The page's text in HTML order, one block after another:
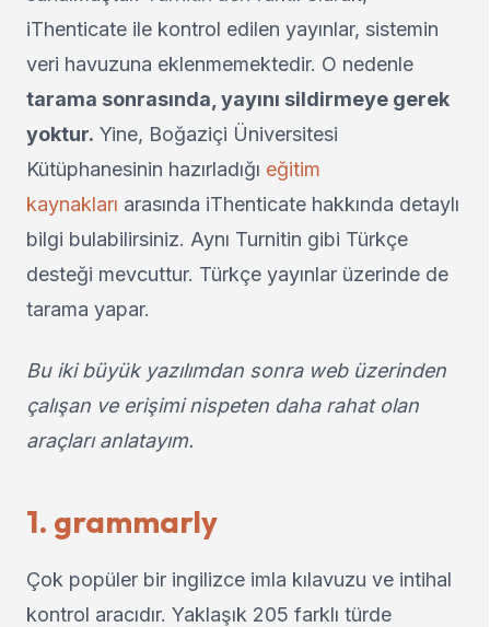
iThenticate ile kontrol edilen yayınlar, sistemin
veri havuzuna eklenmemektedir. O nedenle
tarama sonrasında, yayını sildirmeye gerek
yoktur. Yine, Boğaziçi Üniversitesi
Kütüphanesinin hazırladığı eğitim
kaynakları arasında iThenticate hakkında detaylı
bilgi bulabilirsiniz. Aynı Turnitin gibi Türkçe
desteği mevcuttur. Türkçe yayınlar üzerinde de
tarama yapar.
Bu iki büyük yazılımdan sonra web üzerinden
çalışan ve erişimi nispeten daha rahat olan
araçları anlatayım.
1. grammarly
Çok popüler bir ingilizce imla kılavuzu ve intihal
kontrol aracıdır. Yaklaşık 205 farklı türde